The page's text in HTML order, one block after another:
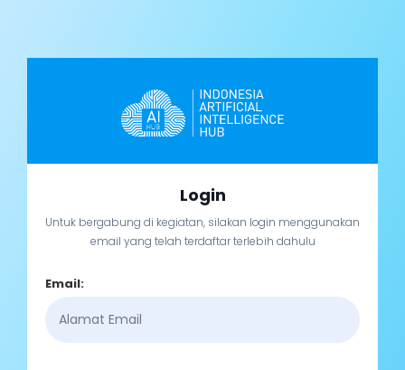
Login
Untuk bergabung di kegiatan, silakan login menggunakan
email yang telah terdaftar terlebih dahulu
Email: